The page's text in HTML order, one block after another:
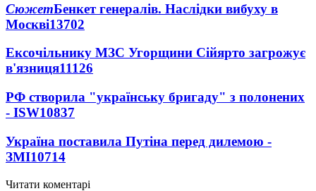
СюжетБенкет генералів. Наслідки вибуху в
Москві13702
Ексочільнику МЗС Угорщини Сійярто загрожує
в'язниця11126
РФ створила "українську бригаду" з полонених
- ISW10837
Україна поставила Путіна перед дилемою -
ЗМІ10714
Читати коментарі